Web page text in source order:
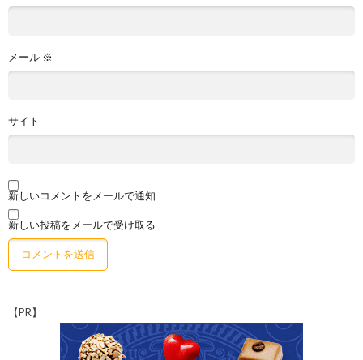
メール ※
サイト
新しいコメントをメールで通知
新しい投稿をメールで受け取る
【PR】